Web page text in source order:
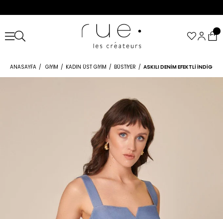
ANASAYFA GIYIM KADIN ÜST GIYIM BÜSTIYER ASKILI DENIM EFEKTLI İNDIGO